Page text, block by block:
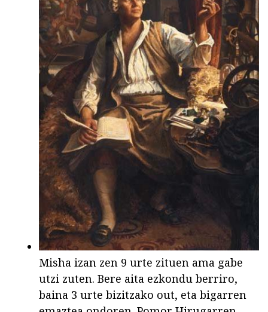
Misha izan zen 9 urte zituen ama gabe
utzi zuten. Bere aita ezkondu berriro,
baina 3 urte bizitzako out, eta bigarren